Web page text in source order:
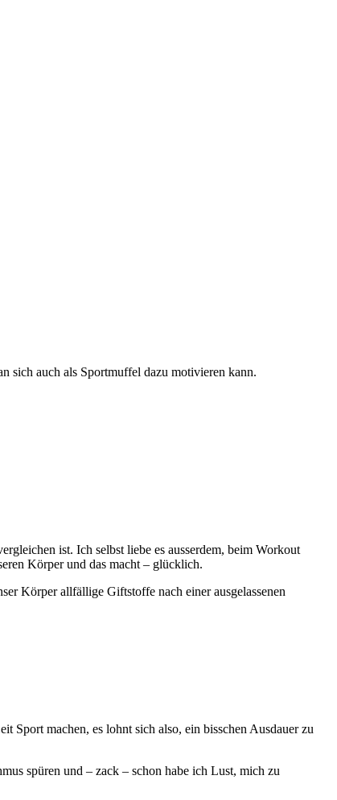
sich auch als Sportmuffel dazu motivieren kann.
ist. Ich selbst liebe es ausserdem, beim Workout
Körper und das macht – glücklich.
Körper allfällige Giftstoffe nach einer ausgelassenen
Sport machen, es lohnt sich also, ein bisschen Ausdauer zu
spüren und – zack – schon habe ich Lust, mich zu